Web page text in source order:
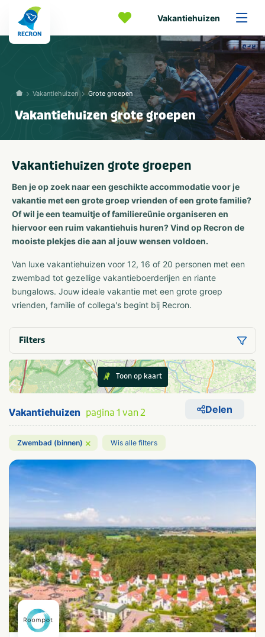
Vakantiehuizen
Vakantiehuizen Grote groepen
Vakantiehuizen grote groepen
Vakantiehuizen grote groepen
Ben je op zoek naar een geschikte accommodatie voor je
vakantie met een grote groep vrienden of een grote familie?
Of wil je een teamuitje of familiereünie organiseren en
hiervoor een ruim vakantiehuis huren? Vind op Recron de
mooiste plekjes die aan al jouw wensen voldoen.
Van luxe vakantiehuizen voor 12, 16 of 20 personen met een
zwembad tot gezellige vakantieboerderijen en riante
bungalows. Jouw ideale vakantie met een grote groep
vrienden, familie of collega's begint bij Recron.
Filters
Toon op kaart
Vakantiehuizen pagina 1 van 2 Delen
Zwembad (binnen) × Wis alle filters